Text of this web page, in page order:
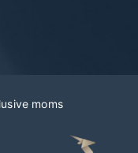
moms